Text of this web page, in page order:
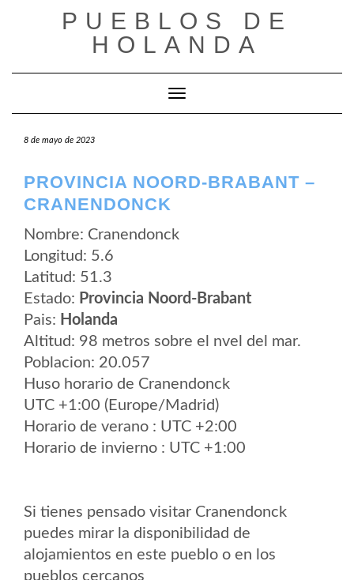
PUEBLOS DE
HOLANDA
Cambiar modo de navegación
8 de mayo de 2023
PROVINCIA NOORD-BRABANT –
CRANENDONCK
Nombre: Cranendonck
Longitud: 5.6
Latitud: 51.3
Estado: Provincia Noord-Brabant
Pais: Holanda
Altitud: 98 metros sobre el nvel del mar.
Poblacion: 20.057
Huso horario de Cranendonck
UTC +1:00 (Europe/Madrid)
Horario de verano : UTC +2:00
Horario de invierno : UTC +1:00
Si tienes pensado visitar Cranendonck
puedes mirar la disponibilidad de
alojamientos en este pueblo o en los
pueblos cercanos